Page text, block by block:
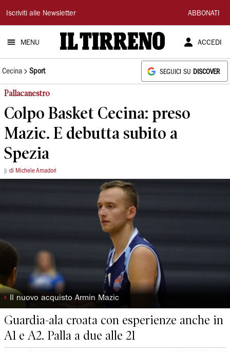
Il
Tirreno
Iscriviti alle Newsletter ABBONATI
MENU ACCEDI
Cecina Sport SEGUICI SU DISCOVER
Pallacanestro
Colpo Basket Cecina: preso
Mazic. E debutta subito a
Spezia
di Michele Amadori
◗ Il nuovo acquisto Armin Mazic
Guardia-ala croata con esperienze anche in
A1 e A2. Palla a due alle 21